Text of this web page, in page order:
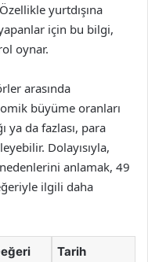
yurtdışına
için bu bilgi,
oynar.
arasında
büyüme oranları
ya da fazlası, para
Dolayısıyla,
anlamak, 49
ilgili daha
Tarih